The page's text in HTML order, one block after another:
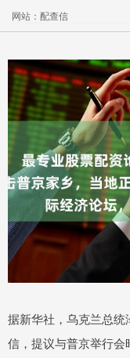
网站：配查信
据新华社，乌克兰总
信，提议与普京举行